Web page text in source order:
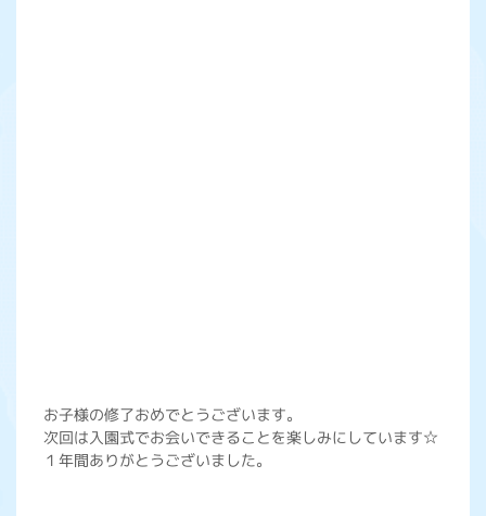
お子様の修了おめでとうございます。
次回は入園式でお会いできることを楽しみにしています☆
１年間ありがとうございました。